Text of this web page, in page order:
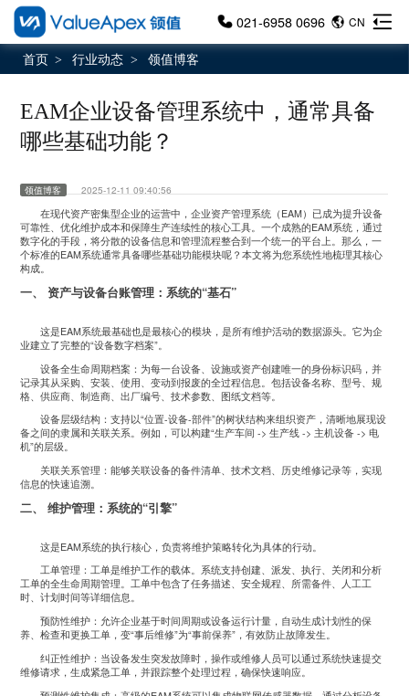
021-6958 0696 CN
首页 > 行业动态 > 领值博客
EAM企业设备管理系统中，通常具备
哪些基础功能？
领值博客
2025-12-11 09:40:56
在现代资产密集型企业的运营中，企业资产管理系统（EAM）已成为提升设备
可靠性、优化维护成本和保障生产连续性的核心工具。一个成熟的EAM系统，通过
数字化的手段，将分散的设备信息和管理流程整合到一个统一的平台上。那么，一
个标准的EAM系统通常具备哪些基础功能模块呢？本文将为您系统性地梳理其核心
构成。
一、 资产与设备台账管理：系统的“基石”
这是EAM系统最基础也是最核心的模块，是所有维护活动的数据源头。它为企
业建立了完整的“设备数字档案”。
设备全生命周期档案：为每一台设备、设施或资产创建唯一的身份标识码，并
记录其从采购、安装、使用、变动到报废的全过程信息。包括设备名称、型号、规
格、供应商、制造商、出厂编号、技术参数、图纸文档等。
设备层级结构：支持以“位置-设备-部件”的树状结构来组织资产，清晰地展现设
备之间的隶属和关联关系。例如，可以构建“生产车间 -> 生产线 -> 主机设备 -> 电
机”的层级。
关联关系管理：能够关联设备的备件清单、技术文档、历史维修记录等，实现
信息的快速追溯。
二、 维护管理：系统的“引擎”
这是EAM系统的执行核心，负责将维护策略转化为具体的行动。
工单管理：工单是维护工作的载体。系统支持创建、派发、执行、关闭和分析
工单的全生命周期管理。工单中包含了任务描述、安全规程、所需备件、人工工
时、计划时间等详细信息。
预防性维护：允许企业基于时间周期或设备运行计量，自动生成计划性的保
养、检查和更换工单，变“事后维修”为“事前保养”，有效防止故障发生。
纠正性维护：当设备发生突发故障时，操作或维修人员可以通过系统快速提交
维修请求，生成紧急工单，并跟踪整个处理过程，确保快速响应。